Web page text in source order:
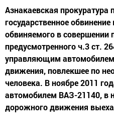
Азнакаевская прокуратура
государственное
обвиняемого в совершении
предусмотренного ч.3 ст.
управляющим
движения, повлекшее по
человека. В ноябре 2011
автомобилем ВАЗ-21140, в
дорожного движения